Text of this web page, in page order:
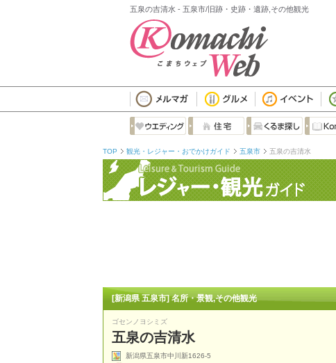
五泉の吉清水 - 五泉市/旧跡・史跡・遺跡,その他観光
TOP 観光・レジャー・おでかけガイド 五泉市 五泉の吉清水
[新潟県 五泉市] 名所・景観,その他観光
ゴセンノヨシミズ
五泉の吉清水
新潟県五泉市中川新1626-5